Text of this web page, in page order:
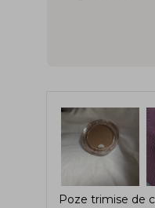
Poze trimise de